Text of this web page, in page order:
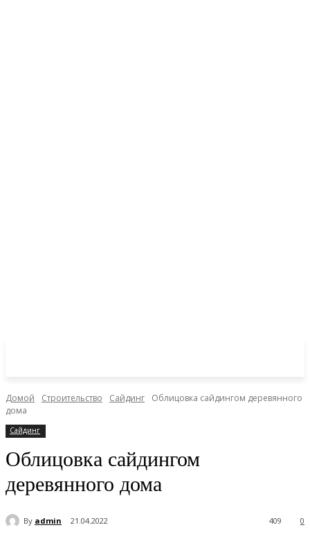
Домой Строительство Сайдинг
Облицовка сайдингом деревянного
дома
Сайдинг
Облицовка сайдингом
деревянного дома
By admin 21.04.2022 0
409